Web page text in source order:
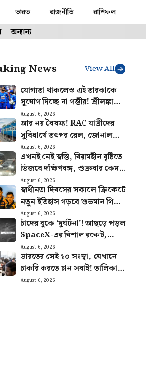
ভারত রাজনীতি রাশিফল
অন্যান্য
News View All
যোগ্যতা থাকলেও এই তারকাকে
সুযোগ দিচ্ছে না গম্ভীর! শ্রীলঙ্কাতেই
ভারতের জার্সিতে শেষ ম্যাচ
খেলবেন এই ক্রিকেটার?
August 6, 2026
আর নয় বৈষম্য! RAC যাত্রীদের
সুবিধার্থে তৎপর রেল, জোনাল
রেলওয়ে পেল কড়া চিঠি
August 6, 2026
এখনই নেই স্বস্তি, বিরামহীন বৃষ্টিতে
ভিজবে দক্ষিণবঙ্গ, শুক্রবার কেমন
থাকবে আবহাওয়া?
August 6, 2026
স্বাধীনতা দিবসের সকালে ক্রিকেটে
নতুন ইতিহাস গড়বে শুভমান গিলের
ভারত! আগেই হুঙ্কার ছাড়লেন গম্ভীর
August 6, 2026
চাঁদের বুকে ‘দুর্ঘটনা’! আছড়ে পড়ল
SpaceX-এর বিশাল রকেট,
টেলিস্কোপে ধরা পড়ল দৃশ্য
August 6, 2026
ভারতের সেই ১০ সংস্থা, যেখানে
চাকরি করতে চান সবাই! তালিকায়
রয়েছে বড় চমক
August 6, 2026